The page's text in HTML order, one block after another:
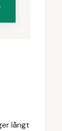
långt